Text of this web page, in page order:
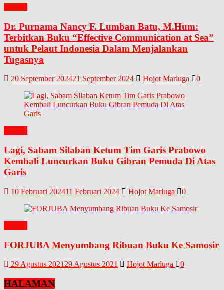
Dr. Purnama Nancy F. Lumban Batu, M.Hum:
Terbitkan Buku “Effective Communication at Sea”
untuk Pelaut Indonesia Dalam Menjalankan
Tugasnya
20 September 202421 September 2024 Hojot Marluga 0
Lagi, Sabam Silaban Ketum Tim Garis Prabowo
Kembali Luncurkan Buku Gibran Pemuda Di Atas
Garis
10 Februari 202411 Februari 2024 Hojot Marluga 0
FORJUBA Menyumbang Ribuan Buku Ke Samosir
29 Agustus 2021 29 Agustus 2021 Hojot Marluga 0
HALAMAN